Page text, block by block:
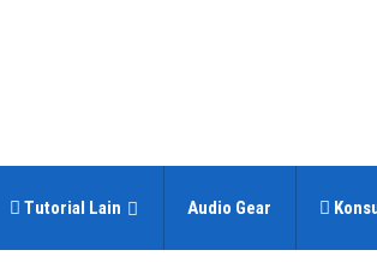
Tutorial Lain Audio Gear